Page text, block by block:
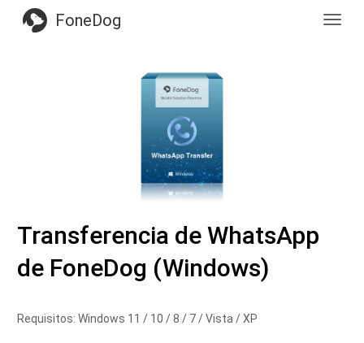
FoneDog
Transferencia de WhatsApp
de FoneDog (Windows)
Requisitos: Windows 11 / 10 / 8 / 7 / Vista / XP